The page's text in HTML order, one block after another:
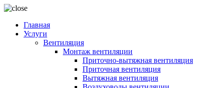
Главная
Услуги
Вентиляция
Монтаж вентиляции
Приточно-вытяжная вентиляция
Приточная вентиляция
Вытяжная вентиляция